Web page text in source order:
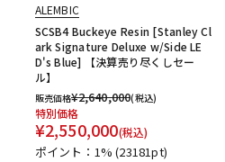
ALEMBIC
SCSB4 Buckeye Resin [Stanley Cl
ark Signature Deluxe w/Side LE
D's Blue] 【決算売り尽くしセー
ル】
販売価格¥2,640,000(税込)
特別価格
¥2,550,000(税込)
ポイント：1%(23181pt)